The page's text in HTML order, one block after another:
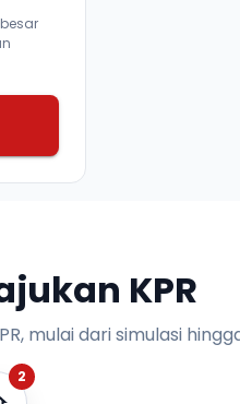
KPR
mulai dari simulasi
2